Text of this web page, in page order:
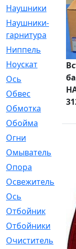
Наушники
Наушники-
гарнитура
Ниппель
Ноускат
Оcь
Обвес
Обмотка
Обойма
Огни
Омыватель
Опора
Освежитель
Ось
Отбойник
Отбойники
Очиститель